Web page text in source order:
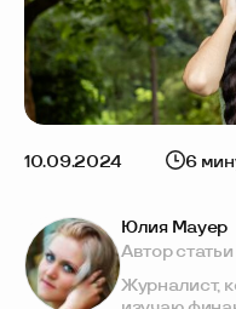
10.09.2024 6
Юлия Мауер
Автор статьи
Журналист,